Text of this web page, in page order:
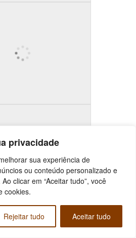
privacidade
sua experiência de
ou conteúdo personalizado e
clicar em “Aceitar tudo”, você
cookies.
Rejeitar tudo Aceitar tudo